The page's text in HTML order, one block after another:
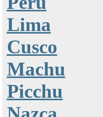
Lima
Cusco
Machu
Picchu